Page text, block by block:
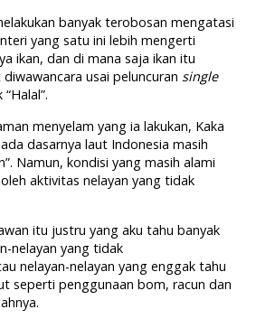
banyak terobosan mengatasi
yang satu ini lebih mengerti
ikan, dan di mana saja ikan itu
usai peluncuran single
menyelam yang ia lakukan, Kaka
dasarnya laut Indonesia masih
Namun, kondisi yang masih alami
aktivitas nelayan yang tidak
itu justru yang aku tahu banyak
nelayan yang tidak
nelayan-nelayan yang enggak tahu
seperti penggunaan bom, racun dan